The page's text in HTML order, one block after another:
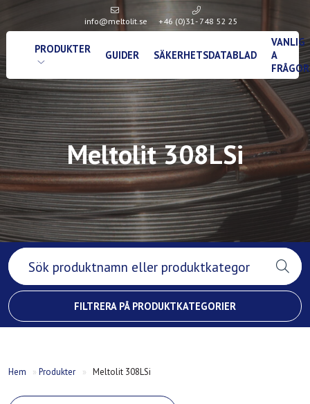
info@meltolit.se +46 (0)31- 748 52 25
PRODUKTER GUIDER SÄKERHETSDATABLAD
VANLIG
A
FRÅGOR
Meltolit 308LSi
FILTRERA PÅ PRODUKTKATEGORIER
Hem »Produkter » Meltolit 308LSi